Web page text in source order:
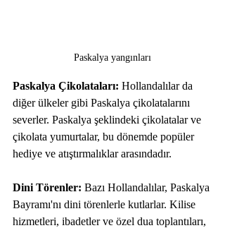
Paskalya yangınları
Paskalya Çikolataları: Hollandalılar da
diğer ülkeler gibi Paskalya çikolatalarını
severler. Paskalya şeklindeki çikolatalar ve
çikolata yumurtalar, bu dönemde popüler
hediye ve atıştırmalıklar arasındadır.
Dini Törenler: Bazı Hollandalılar, Paskalya
Bayramı'nı dini törenlerle kutlarlar. Kilise
hizmetleri, ibadetler ve özel dua toplantıları,